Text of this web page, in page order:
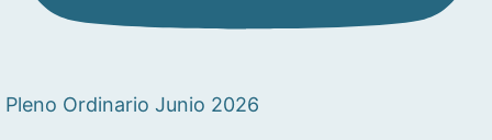
Pleno Ordinario Junio 2026